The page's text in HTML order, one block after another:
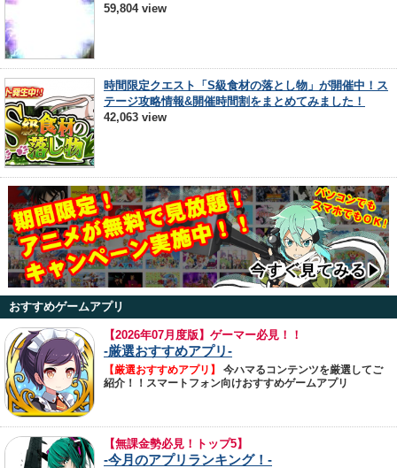
59,804 view
時間限定クエスト「S級食材の落とし物」が開催中！ス
テージ攻略情報&開催時間割をまとめてみました！
42,063 view
おすすめゲームアプリ
【2026年07月度版】ゲーマー必見！！
-厳選おすすめアプリ-
【厳選おすすめアプリ】
今ハマるコンテンツを厳選してご
紹介！！スマートフォン向けおすすめゲームアプリ
【無課金勢必見！トップ5】
-今月のアプリランキング！-